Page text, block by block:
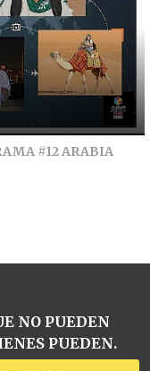
#12 ARABIA
NO PUEDEN
PUEDEN.